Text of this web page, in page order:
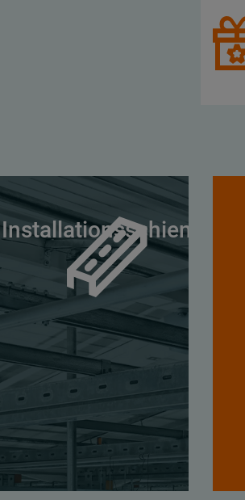
Installationsschienen